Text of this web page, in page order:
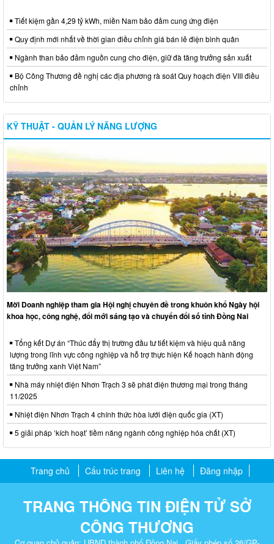
Tiết kiệm gần 4,29 tỷ kWh, miền Nam bảo đảm cung ứng điện
Quy định mới nhất về thời gian điều chỉnh giá bán lẻ điện bình quân
Ngành than bảo đảm nguồn cung cho điện, giữ đà tăng trưởng sản xuất
Bộ Công Thương đề nghị các địa phương rà soát Quy hoạch điện VIII điều
chỉnh
KỸ THUẬT - QUẢN LÝ NĂNG LƯỢNG
Mời Doanh nghiệp tham gia Hội nghị chuyên đề trong khuôn khổ Ngày hội
khoa học, công nghệ, đổi mới sáng tạo và chuyển đổi số tỉnh Đồng Nai
Tổng kết Dự án “Thúc đẩy thị trường đầu tư tiết kiệm và hiệu quả năng
lượng trong lĩnh vực công nghiệp và hỗ trợ thực hiện Kế hoạch hành động
tăng trưởng xanh Việt Nam”
Nhà máy nhiệt điện Nhơn Trạch 3 sẽ phát điện thương mại trong tháng
11/2025
Nhiệt điện Nhơn Trạch 4 chính thức hòa lưới điện quốc gia (XT)
5 giải pháp ‘kích hoạt’ tiềm năng ngành công nghiệp hóa chất (XT)
Trang chủ Cấu trúc trang Liên hệ Đăng nhập
TRANG THÔNG TIN ĐIỆN TỬ SỞ
CÔNG THƯƠNG